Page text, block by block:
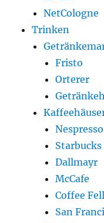
NetCologne
Trinken
Fristo
Orterer
Nespresso
Starbucks
Dallmayr
McCafe
Coffee
San